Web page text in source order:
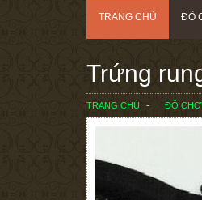
TRANG CHỦ ĐỒ
Trứng
TRANG CHỦ ĐỒ